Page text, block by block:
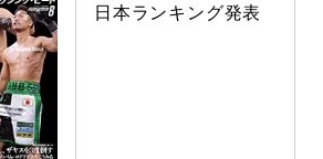
日本ランキング発表